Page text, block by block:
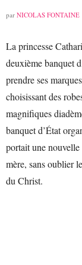
par NICOLAS FONTAINE
La princesse
deuxième banquet
prendre ses
choisissant des
magnifiques
banquet d’État
portait une nouvelle
mère, sans oublier
du Christ.